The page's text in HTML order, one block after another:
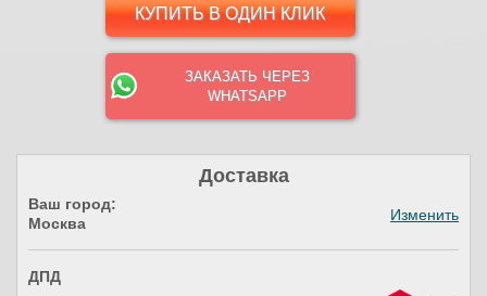
КУПИТЬ В ОДИН КЛИК
ЗАКАЗАТЬ ЧЕРЕЗ
WHATSAPP
Доставка
Ваш город:
Москва
Изменить
ДПД